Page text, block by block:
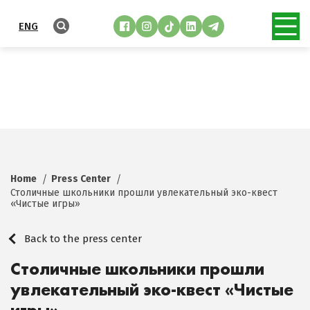
ENG
Home
Press Center
Столичные школьники прошли увлекательный эко-квест
«Чистые игры»
Back to the press center
Столичные школьники прошли
увлекательный эко-квест «Чистые